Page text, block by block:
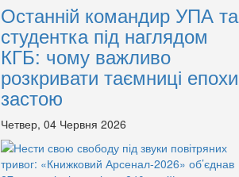
Останній командир УПА та
студентка під наглядом
КГБ: чому важливо
розкривати таємниці епохи
застою
Четвер, 04 Червня 2026